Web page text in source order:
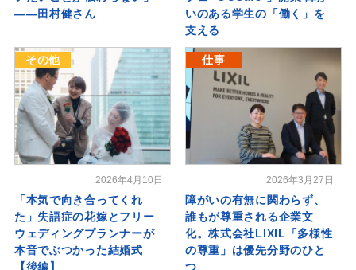
――田村健さん
いのある学生の「働く」を
支える
その他
2026年4月10日
「本気で向き合ってくれ
た」失語症の花嫁とフリー
ウェディングプランナーが
本音でぶつかった結婚式
【後編】
仕事
2026年3月27日
障がいの有無に関わらず、
誰もが尊重される企業文
化。株式会社LIXIL「多様性
の尊重」は優先分野のひと
つ